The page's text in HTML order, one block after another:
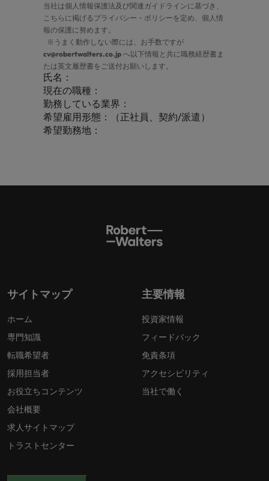
当社は個人情報保護法及び関連ガイドラインに基づき、
こちら に掲げるプライバシー・ポリシーを定め、個人情
報の保護に努めます。
※うまく動作しない際には、お手数ですが
cv@robertwalters.co.jp へ以下情報と共に職務経歴書ま
たは英文履歴書をご送付お願いします。
氏名：
現在の職種：
勤務している業界：
希望雇用形態：（正社員、契約/派遣）
希望勤務地：
サイトマップ
ホーム
専門知識
転職希望者
採用担当者
お役立ちコンテンツ
会社概要
求人サイトマップ
トラストセンター
主要情報
投資家情報
フィードバック
免責条項
アクセシビリティ
当社で働く